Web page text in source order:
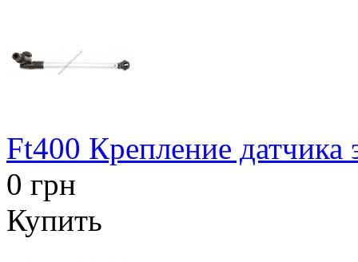
Ft400 Крепление датчика
0 грн
Купить